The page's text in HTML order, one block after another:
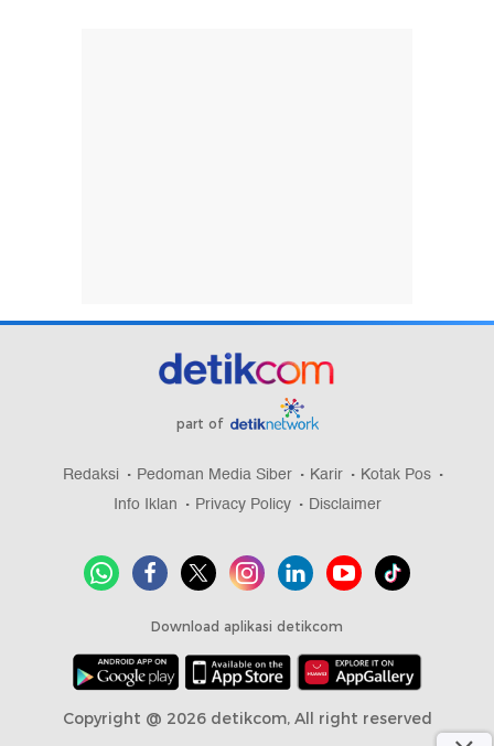
part of
Redaksi Pedoman Media Siber Karir
Kotak Pos
Info Iklan
Privacy Policy Disclaimer
Download aplikasi detikcom
Copyright @ 2026 detikcom, All right reserved